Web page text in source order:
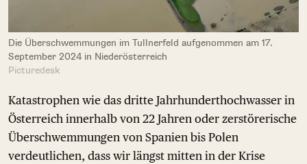
Die Überschwemmungen im Tullnerfeld aufgenommen am 17.
September 2024 in Niederösterreich
Picturedesk
Katastrophen wie das dritte Jahrhunderthochwasser in
Österreich innerhalb von 22 Jahren oder zerstörerische
Überschwemmungen von Spanien bis Polen
verdeutlichen, dass wir längst mitten in der Krise